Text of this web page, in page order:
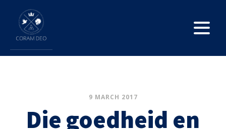
9 MARCH 2017
Die goedheid en